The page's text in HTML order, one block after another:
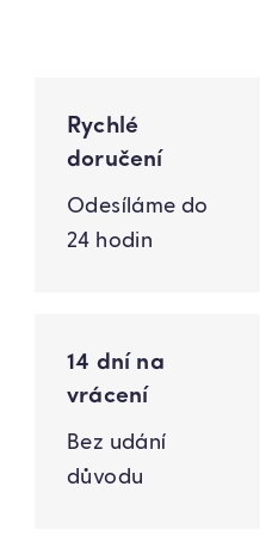
Rychlé
doručení
Odesíláme do
24 hodin
14 dní na
vrácení
Bez udání
důvodu